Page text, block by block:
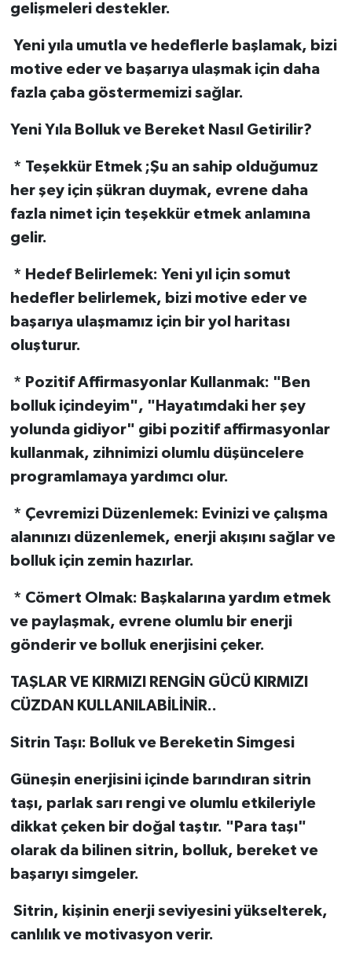
gelişmeleri destekler.
Yeni yıla umutla ve hedeflerle başlamak, bizi
motive eder ve başarıya ulaşmak için daha
fazla çaba göstermemizi sağlar.
Yeni Yıla Bolluk ve Bereket Nasıl Getirilir?
* Teşekkür Etmek ;Şu an sahip olduğumuz
her şey için şükran duymak, evrene daha
fazla nimet için teşekkür etmek anlamına
gelir.
* Hedef Belirlemek: Yeni yıl için somut
hedefler belirlemek, bizi motive eder ve
başarıya ulaşmamız için bir yol haritası
oluşturur.
* Pozitif Affirmasyonlar Kullanmak: "Ben
bolluk içindeyim", "Hayatımdaki her şey
yolunda gidiyor" gibi pozitif affirmasyonlar
kullanmak, zihnimizi olumlu düşüncelere
programlamaya yardımcı olur.
* Çevremizi Düzenlemek: Evinizi ve çalışma
alanınızı düzenlemek, enerji akışını sağlar ve
bolluk için zemin hazırlar.
* Cömert Olmak: Başkalarına yardım etmek
ve paylaşmak, evrene olumlu bir enerji
gönderir ve bolluk enerjisini çeker.
TAŞLAR VE KIRMIZI RENGİN GÜCÜ KIRMIZI
CÜZDAN KULLANILABİLİNİR..
Sitrin Taşı: Bolluk ve Bereketin Simgesi
Güneşin enerjisini içinde barındıran sitrin
taşı, parlak sarı rengi ve olumlu etkileriyle
dikkat çeken bir doğal taştır. "Para taşı"
olarak da bilinen sitrin, bolluk, bereket ve
başarıyı simgeler.
Sitrin, kişinin enerji seviyesini yükselterek,
canlılık ve motivasyon verir.